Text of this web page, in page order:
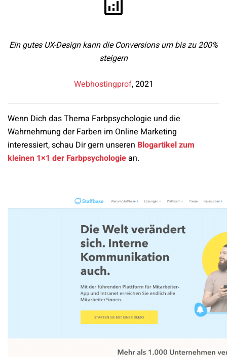
Ein gutes UX-Design kann die Conversions um bis zu 200%
steigern
Webhostingprof, 2021
Wenn Dich das Thema Farbpsychologie und die
Wahrnehmung der Farben im Online Marketing
interessiert, schau Dir gern unseren Blogartikel zum
kleinen 1×1 der Farbpsychologiean.